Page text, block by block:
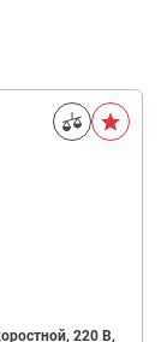
220 В,